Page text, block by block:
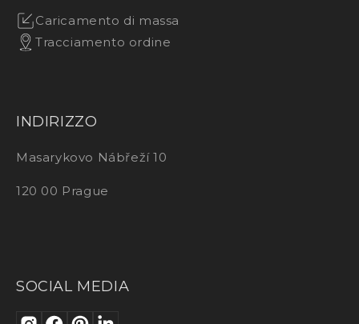
Caricamento di massa
Tracciamento ordine
INDIRIZZO
Masarykovo Nábřeží 10
120 00 Prague
SOCIAL MEDIA